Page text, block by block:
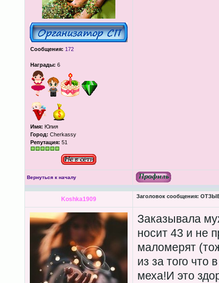
Сообщения: 172
Награды: 6
Имя: Юлия
Город: Cherkassy
Репутация: 51
Вернуться к началу
Koshka1909 Заголовок сообщения:
Заказывала
носит 43 и не
маломерят
из за того
меха!И это